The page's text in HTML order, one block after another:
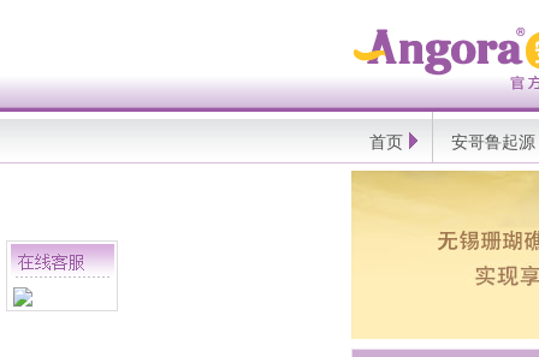
安
哥
鲁
官
方
网
站
首页 安哥鲁起源